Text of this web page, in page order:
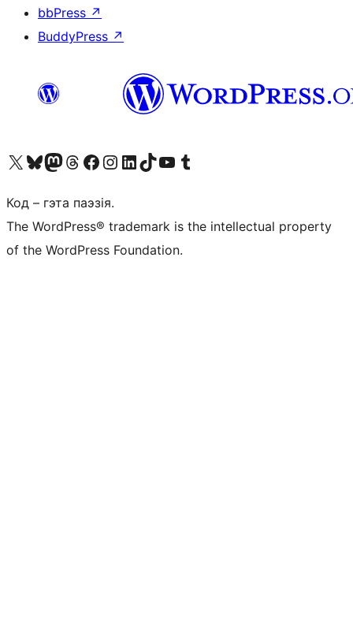
bbPress ↗
BuddyPress ↗
Наведайце наш акаўнт у X (былы Twitter)
Visit our Bluesky account
Visit our Mastodon account
Visit our Threads account
Наведаеце нашу старонку на Facebook
Наведайце наш Instagram
Наведайце нашу старонку ў LinkedIn
Visit our TikTok account
Наведайце наш YouTube каналVisit our Tumblr account
Код – гэта паэзія.
The WordPress® trademark is the intellectual property
of the WordPress Foundation.